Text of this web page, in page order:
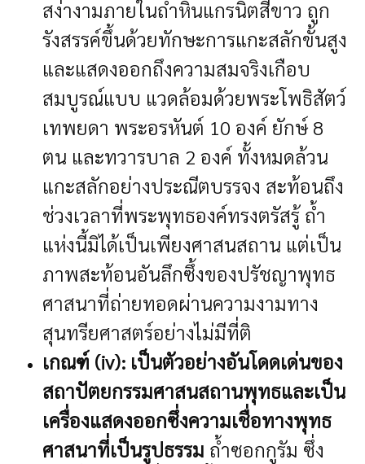
สง่างามภายในถ้ำหินแกรนิตสีขาว ถูก
รังสรรค์ขึ้นด้วยทักษะการแกะสลักขั้นสูง
และแสดงออกถึงความสมจริงเกือบ
สมบูรณ์แบบ แวดล้อมด้วยพระโพธิสัตว์
เทพยดา พระอรหันต์ 10 องค์ ยักษ์ 8
ตน และทวารบาล 2 องค์ ทั้งหมดล้วน
แกะสลักอย่างประณีตบรรจง สะท้อนถึง
ช่วงเวลาที่พระพุทธองค์ทรงตรัสรู้ ถ้ำ
แห่งนี้มิได้เป็นเพียงศาสนสถาน แต่เป็น
ภาพสะท้อนอันลึกซึ้งของปรัชญาพุทธ
ศาสนาที่ถ่ายทอดผ่านความงามทาง
สุนทรียศาสตร์อย่างไม่มีที่ติ
เกณฑ์ (iv): เป็นตัวอย่างอันโดดเด่นของ
สถาปัตยกรรมศาสนสถานพุทธและเป็น
เครื่องแสดงออกซึ่งความเชื่อทางพุทธ
ศาสนาที่เป็นรูปธรรม ถ้ำซอกกูรัม ซึ่ง